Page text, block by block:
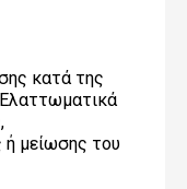
κατά της
µείωσης του